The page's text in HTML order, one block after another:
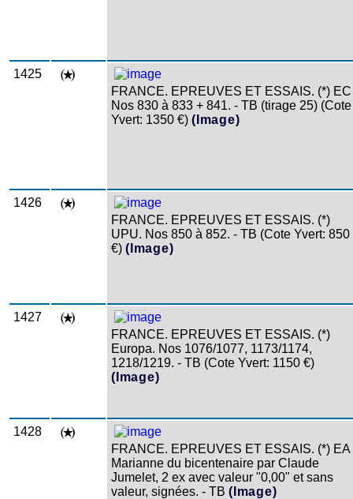
1425
FRANCE. EPREUVES ET ESSAIS. (*) EC
Nos 830 à 833 + 841. - TB (tirage 25) (Cote
Yvert: 1350 €) (Image)
1426
FRANCE. EPREUVES ET ESSAIS. (*)
UPU. Nos 850 à 852. - TB (Cote Yvert: 850
€) (Image)
1427
FRANCE. EPREUVES ET ESSAIS. (*)
Europa. Nos 1076/1077, 1173/1174,
1218/1219. - TB (Cote Yvert: 1150 €)
(Image)
1428
FRANCE. EPREUVES ET ESSAIS. (*) EA
Marianne du bicentenaire par Claude
Jumelet, 2 ex avec valeur "0,00" et sans
valeur, signées. - TB (Image)